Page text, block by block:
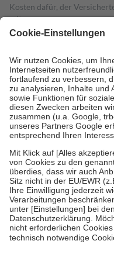
Kosten dafür, der
mit.
Grundsätzlich leisten
höchstens zehn Euro.
Es
Kosten der Leistung zu
Diese Regeln gelten
Bei Heilmitteln und
Zuzahlung zehn Prozent der
Verordnung.
Um das Engagement der
stärken und die besondere
fallenkeine Zuzahlungenan
• Kindern und Jugendlichen
mit Ausnahme der
• Untersuchungen zur
GKV getragen werden
• empfohlenen
• Harn- und Blutteststreifen